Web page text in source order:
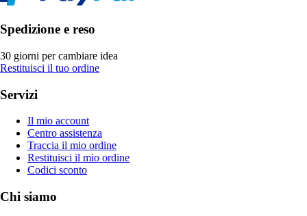
Spedizione e reso
30 giorni per cambiare idea
Restituisci il tuo ordine
Servizi
Il mio account
Centro assistenza
Traccia il mio ordine
Restituisci il mio ordine
Codici sconto
Chi siamo